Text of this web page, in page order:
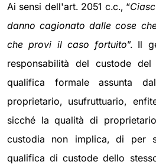
Ai sensi dell'art. 2051 c.c., “
danno cagionato dalle cose
che provi il caso fortuito”. Il
responsabilità del custode
qualifica formale assunta
proprietario, usufruttuario,
sicché la qualità di
custodia non implica, di per
qualifica di custode dello